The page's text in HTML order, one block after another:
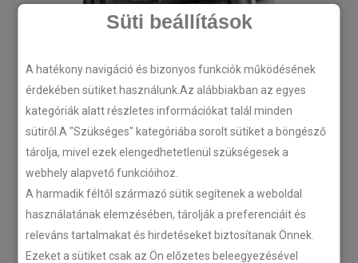
Süti beállítások
A hatékony navigáció és bizonyos funkciók működésének
érdekében sütiket használunk.Az alábbiakban az egyes
kategóriák alatt részletes információkat talál minden
sütiről.A "Szükséges" kategóriába sorolt sütiket a böngésző
tárolja, mivel ezek elengedhetetlenül szükségesek a
webhely alapvető funkcióihoz.
A harmadik féltől származó sütik segítenek a weboldal
használatának elemzésében, tárolják a preferenciáit és
releváns tartalmakat és hirdetéseket biztosítanak Önnek.
Ezeket a sütiket csak az Ön előzetes beleegyezésével